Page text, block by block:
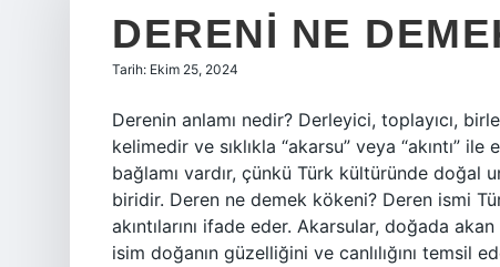
DERENI NE
Tarih: Ekim 25, 2024
Derenin anlamı nedir? Derleyici, toplayıcı,
kelimedir ve sıklıkla “akarsu” veya “akıntı”
bağlamı vardır, çünkü Türk kültüründe doğal
biridir. Deren ne demek kökeni? Deren ismi
akıntılarını ifade eder. Akarsular, doğada
isim doğanın güzelliğini ve canlılığını temsil